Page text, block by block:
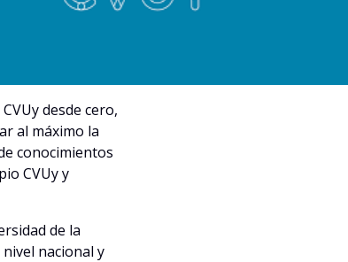
desde cero,
al máximo la
conocimientos
CVUy y
de la
nacional y